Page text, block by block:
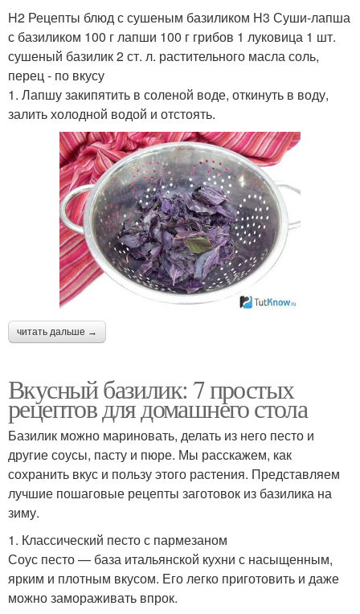
H2 Рецепты блюд с сушеным базиликом H3 Суши-лапша
с базиликом 100 г лапши 100 г грибов 1 луковица 1 шт.
сушеный базилик 2 ст. л. растительного масла соль,
перец - по вкусу
1. Лапшу закипятить в соленой воде, откинуть в воду,
залить холодной водой и отстоять.
читать дальше →
Вкусный базилик: 7 простых
рецептов для домашнего стола
Базилик можно мариновать, делать из него песто и
другие соусы, пасту и пюре. Мы расскажем, как
сохранить вкус и пользу этого растения. Представляем
лучшие пошаговые рецепты заготовок из базилика на
зиму.
1. Классический песто с пармезаном
Соус песто — база итальянской кухни с насыщенным,
ярким и плотным вкусом. Его легко приготовить и даже
можно замораживать впрок.